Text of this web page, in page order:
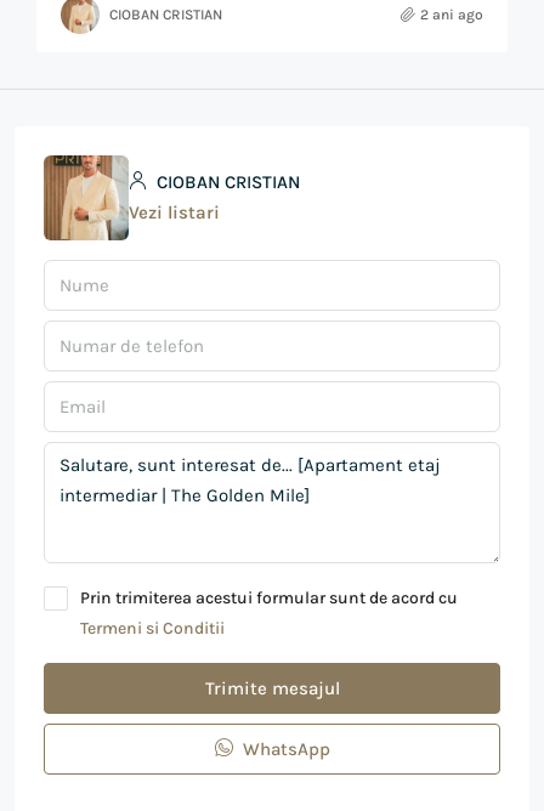
CIOBAN CRISTIAN 2 ani ago
CIOBAN CRISTIAN
Vezi listari
Prin trimiterea acestui formular sunt de acord cu
Termeni si Conditii
Trimite mesajul
WhatsApp